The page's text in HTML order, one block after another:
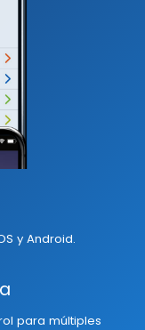
y Android.
para múltiples